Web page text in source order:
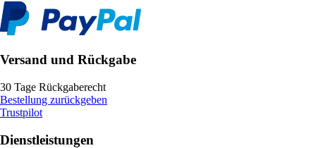
Versand und Rückgabe
30 Tage Rückgaberecht
Bestellung zurückgeben
Trustpilot
Dienstleistungen